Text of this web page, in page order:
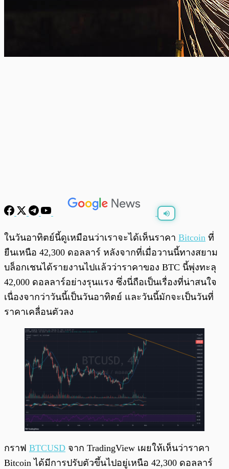
พร้อมเล่น
ในวันอาทิตย์นี้ดูเหมือนว่าเราจะได้เห็นราคา Bitcoin ที่
ยืนเหนือ 42,300 ดอลลาร์ หลังจากที่เมื่อวานนี้ทางสยาม
บล็อกเชนได้รายงานไปแล้วว่าราคาของ BTC นี้พุ่งทะลุ
42,000 ดอลลาร์อย่างรุนแรง ซึ่งนี่ถือเป็นเรื่องที่น่าสนใจ
เนื่องจากว่าวันนี้เป็นวันอาทิตย์ และวันนี้มักจะเป็นวันที่
ราคาเคลื่อนตัวลง
กราฟ BTCUSD จาก TradingView เผยให้เห็นว่าราคา
Bitcoin ได้มีการปรับตัวขึ้นไปอยู่เหนือ 42,300 ดอลลาร์